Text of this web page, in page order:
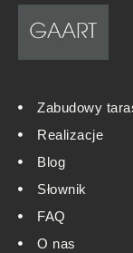
Zabudowy
Realizacje
Blog
Słownik
FAQ
O nas